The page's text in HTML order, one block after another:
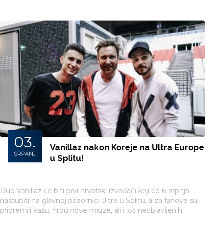
03.
SRPANJ
Vanillaz nakon Koreje na Ultra Europe
u Splitu!
Duo Vanillaz će biti prvi hrvatski izvođači koji će 6. srpnja
nastupiti na glavnoj pozornici Ultre u Splitu, a za fanove su
pripremili kažu, hrpu nove mjuze, ali i još neobjavljenih